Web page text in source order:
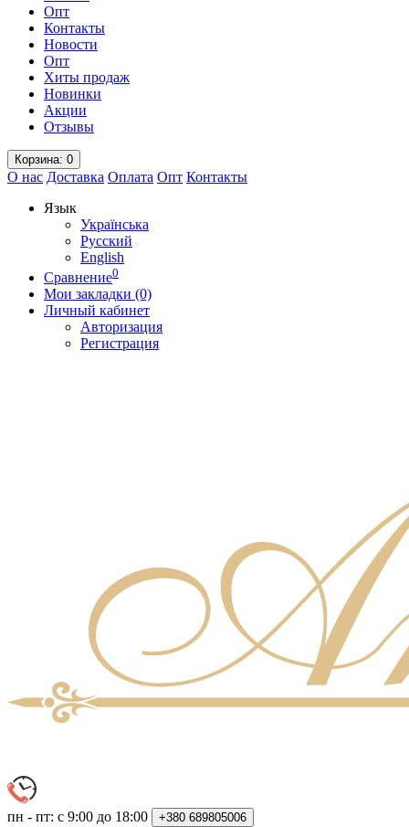
Опт
Контакты
Новости
Опт
Хиты продаж
Новинки
Акции
Отзывы
Корзина: 0
О нас Доставка Оплата Опт Контакты
Язык
Українська
Русский
English
Сравнение0
Мои закладки (0)
Личный кабинет
Авторизация
Регистрация
пн - пт: с 9:00 до 18:00 +380 689805006